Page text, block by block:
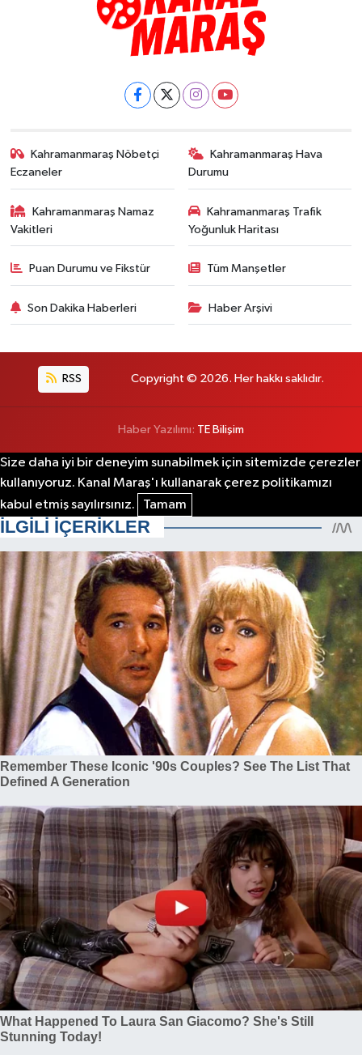
Kahramanmaraş Nöbetçi
Eczaneler
Kahramanmaraş Hava
Durumu
Kahramanmaraş Namaz
Vakitleri
Kahramanmaraş Trafik
Yoğunluk Haritası
Puan Durumu ve Fikstür Tüm Manşetler
Son Dakika Haberleri Haber Arşivi
RSS Copyright © 2026. Her hakkı saklıdır.
Haber Yazılımı: TE Bilişim
Size daha iyi bir deneyim sunabilmek için sitemizde çerezler
kullanıyoruz. Kanal Maraş'ı kullanarak çerez politikamızı
kabul etmiş sayılırsınız.
Tamam